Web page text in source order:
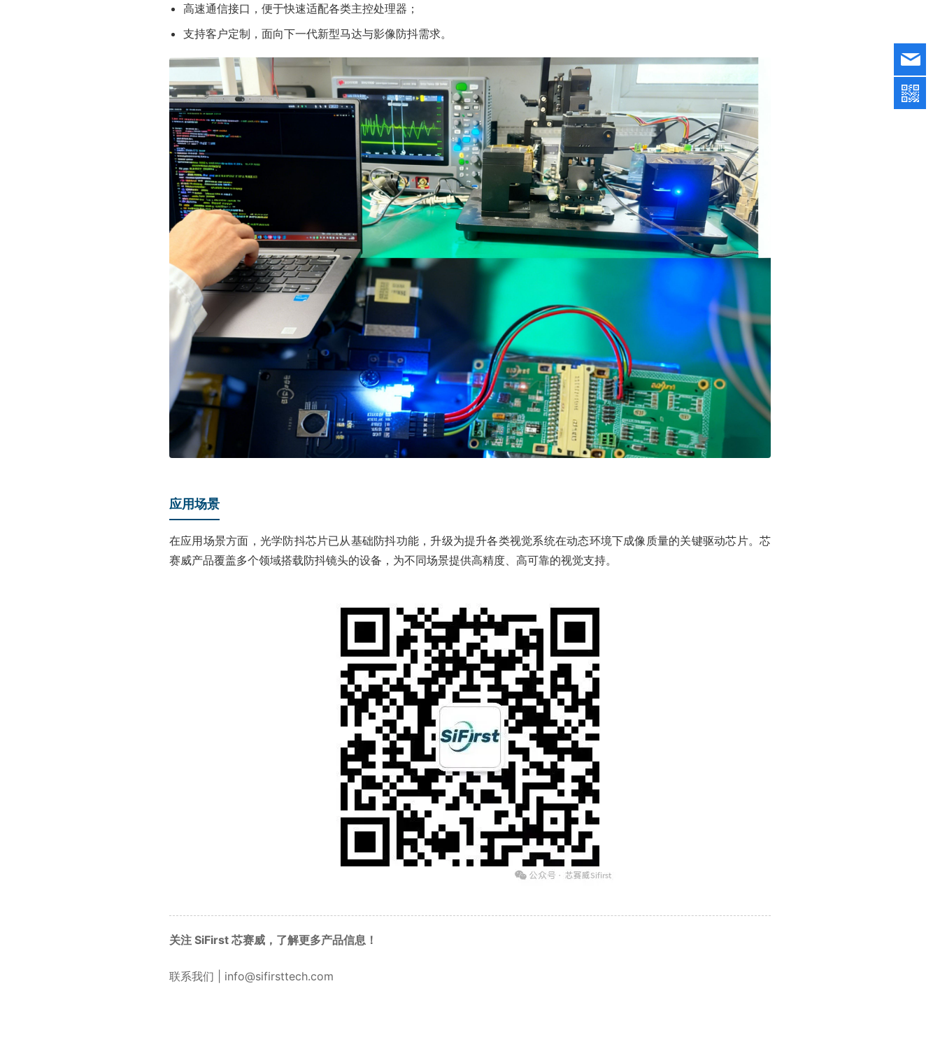
高速通信接口，便于快速适配各类主控处理器；
支持客户定制，面向下一代新型马达与影像防抖需求。
应用场景
在应用场景方面，光学防抖芯片已从基础防抖功能，升级为提升各类视觉系统在动态环境下成像质量的关键驱动芯片。芯
赛威产品覆盖多个领域搭载防抖镜头的设备，为不同场景提供高精度、高可靠的视觉支持。
关注 SiFirst 芯赛威，了解更多产品信息！
联系我们 | info@sifirsttech.com